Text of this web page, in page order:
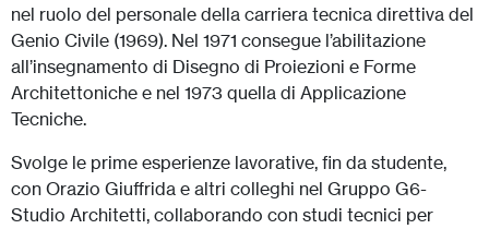
nel ruolo del personale della carriera tecnica direttiva del
Genio Civile (1969). Nel 1971 consegue l’abilitazione
all’insegnamento di Disegno di Proiezioni e Forme
Architettoniche e nel 1973 quella di Applicazione
Tecniche.
Svolge le prime esperienze lavorative, fin da studente,
con Orazio Giuffrida e altri colleghi nel Gruppo G6-
Studio Architetti, collaborando con studi tecnici per